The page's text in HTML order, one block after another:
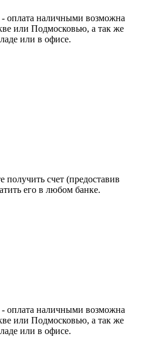
оплата наличными возможна
или Подмосковью, а так же
или в офисе.
счет (предоставив
его в любом банке.
оплата наличными возможна
или Подмосковью, а так же
или в офисе.